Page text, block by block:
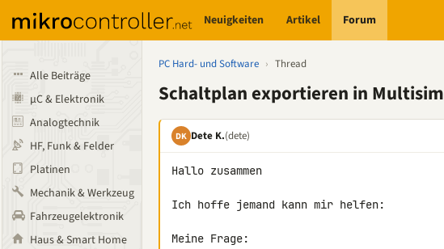
Neuigkeiten Artikel Forum
Alle Beiträge
µC & Elektronik
Analogtechnik
HF, Funk & Felder
Platinen
Mechanik & Werkzeug
Fahrzeugelektronik
Haus & Smart Home
PC Hard- und Software › Thread
Schaltplan exportieren in Multisim
DK Dete K.(dete)
Hallo zusammen
Ich hoffe jemand kann mir helfen:
Meine Frage: